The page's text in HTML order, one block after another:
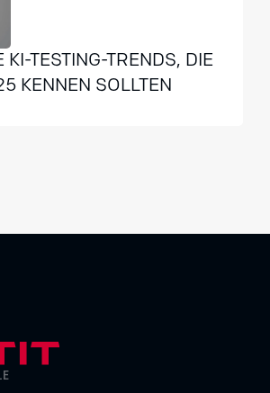
KI-TESTING-TRENDS, DIE
KENNEN SOLLTEN